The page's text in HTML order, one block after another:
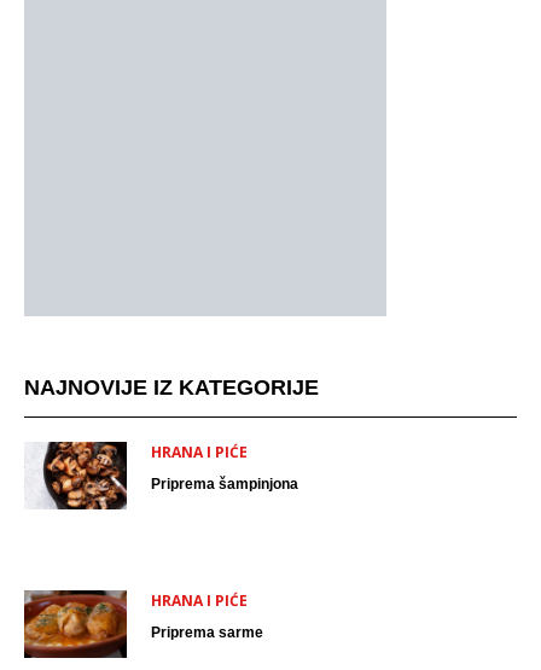
NAJNOVIJE IZ KATEGORIJE
HRANA I PIĆE
Priprema šampinjona
HRANA I PIĆE
Priprema sarme